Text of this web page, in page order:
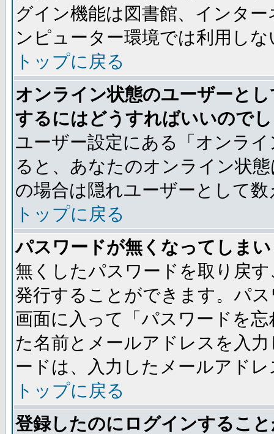
グイン機能は図書館、インタ
ンピューター環境では利用し
トップに戻る
オンライン状態のユーザーと
するにはどうすればいいので
ユーザー設定にある「オンラ
ると、あなたのオンライン状
の場合は隠れユーザーとして
トップに戻る
パスワードが無くなってしま
無くしたパスワードを取り戻
発行することができます。パ
画面に入って「パスワードを
た名前とメールアドレスを入
ードは、入力したメールアド
トップに戻る
登録したのにログインするこ